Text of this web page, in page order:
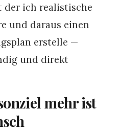
ich realistische
und daraus einen
erstelle —
und direkt
mehr ist